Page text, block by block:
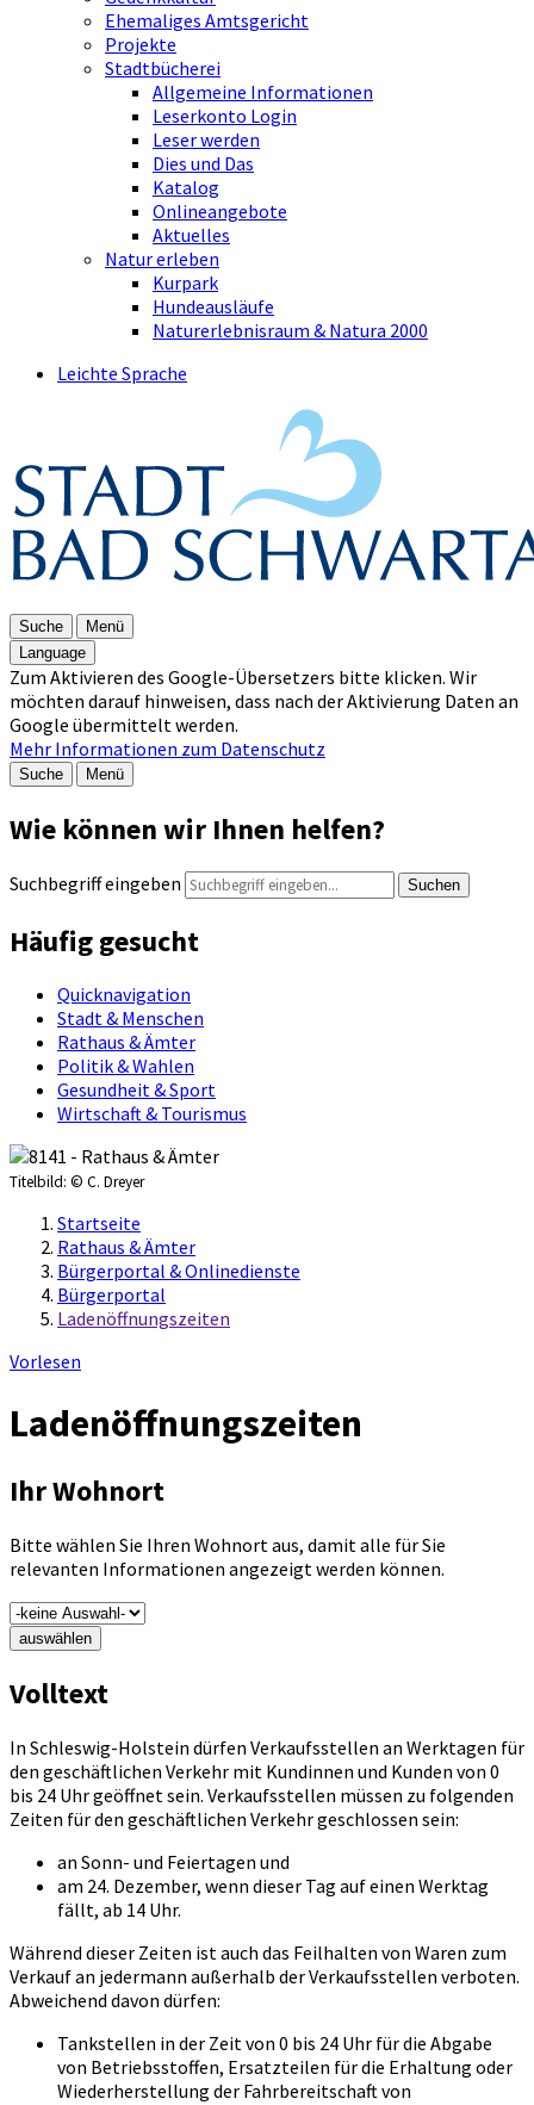
Ehemaliges Amtsgericht
Projekte
Stadtbücherei
Allgemeine Informationen
Leserkonto Login
Leser werden
Dies und Das
Katalog
Onlineangebote
Aktuelles
Natur erleben
Kurpark
Hundeausläufe
Naturerlebnisraum & Natura 2000
Leichte Sprache
Suche
Menü
Language
Zum Aktivieren des Google-Übersetzers bitte klicken. Wir
möchten darauf hinweisen, dass nach der Aktivierung Daten an
Google übermittelt werden.
Mehr Informationen zum Datenschutz
Suche Menü
Wie können wir Ihnen helfen?
Suchbegriff eingeben Suchen
Häufig gesucht
Quicknavigation
Stadt & Menschen
Rathaus & Ämter
Politik & Wahlen
Gesundheit & Sport
Wirtschaft & Tourismus
Titelbild: © C. Dreyer
Startseite
Rathaus & Ämter
Bürgerportal & Onlinedienste
Bürgerportal
Ladenöffnungszeiten
Vorlesen
Ladenöffnungszeiten
Ihr Wohnort
Bitte wählen Sie Ihren Wohnort aus, damit alle für Sie
relevanten Informationen angezeigt werden können.
auswählen
Volltext
In Schleswig-Holstein dürfen Verkaufsstellen an Werktagen für
den geschäftlichen Verkehr mit Kundinnen und Kunden von 0
bis 24 Uhr geöffnet sein. Verkaufsstellen müssen zu folgenden
Zeiten für den geschäftlichen Verkehr geschlossen sein:
an Sonn- und Feiertagen und
am 24. Dezember, wenn dieser Tag auf einen Werktag
fällt, ab 14 Uhr.
Während dieser Zeiten ist auch das Feilhalten von Waren zum
Verkauf an jedermann außerhalb der Verkaufsstellen verboten.
Abweichend davon dürfen:
Tankstellen in der Zeit von 0 bis 24 Uhr für die Abgabe
von Betriebsstoffen, Ersatzteilen für die Erhaltung oder
Wiederherstellung der Fahrbereitschaft von